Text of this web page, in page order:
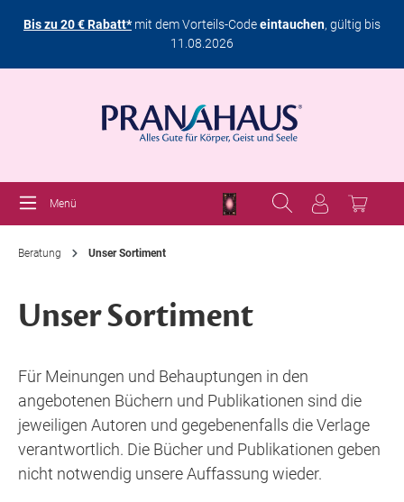
Bis zu 20 € Rabatt*mit dem Vorteils-Codeeintauchen, gültig bis
11.08.2026
Menü
Beratung Unser Sortiment
Unser Sortiment
Für Meinungen und Behauptungen in den
angebotenen Büchern und Publikationen sind die
jeweiligen Autoren und gegebenenfalls die Verlage
verantwortlich. Die Bücher und Publikationen geben
nicht notwendig unsere Auffassung wieder.